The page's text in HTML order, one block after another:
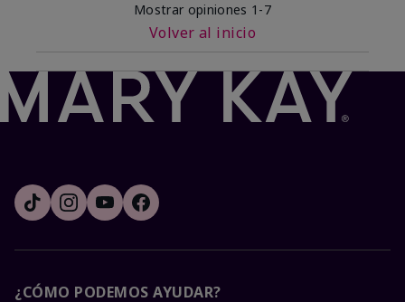
Mostrar opiniones 1-7
Volver al inicio
¿CÓMO PODEMOS AYUDAR?